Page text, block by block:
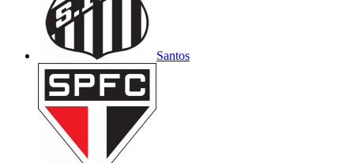
Santos